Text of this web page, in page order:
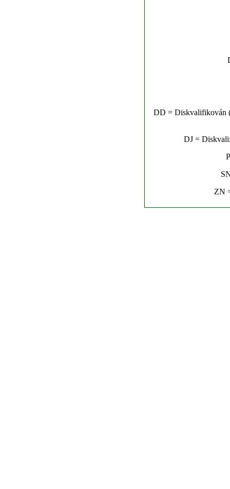
DD = Diskvalifikován
DJ =
ZN